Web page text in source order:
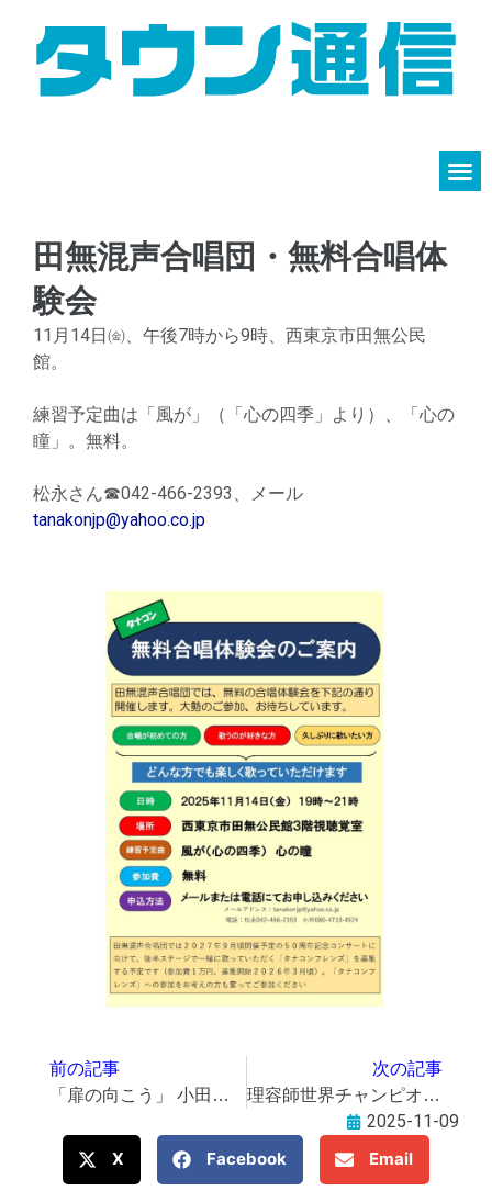
田無混声合唱団・無料合唱体
験会
11月14日㈮、午後7時から9時、西東京市田無公民
館。
練習予定曲は「風が」（「心の四季」より）、「心の
瞳」。無料。
松永さん☎042-466-2393、メール
tanakonjp@yahoo.co.jp
前の記事
「扉の向こう」 小田切キヨミ展 木版画
次の記事
理容師世界チャンピオン・田中トシオ絵ことば原画展
2025-11-09
X
Facebook Email